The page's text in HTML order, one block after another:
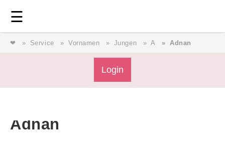
☰
❤ Service Vornamen Jungen A Adnan
Login
Adnan